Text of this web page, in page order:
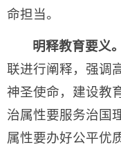
命担当。
明释教育要义。
联进行阐释，强调
神圣使命，建设教
治属性要服务治国
属性要办好公平优